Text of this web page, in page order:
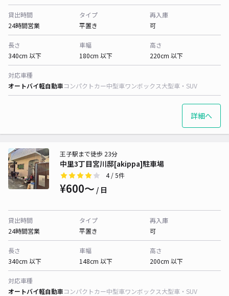
貸出時間
24時間営業
タイプ
平置き
再入庫
可
長さ
340cm 以下
車幅
180cm 以下
高さ
220cm 以下
対応車種
オートバイ軽自動車コンパクトカー中型車ワンボックス大型車・SUV
詳細へ
中里3丁目宮川邸[akippa]駐車場
王子駅まで徒歩 23分
4/ 5件
¥600〜 / 日
貸出時間
24時間営業
タイプ
平置き
再入庫
可
長さ
340cm 以下
車幅
148cm 以下
高さ
200cm 以下
対応車種
オートバイ軽自動車コンパクトカー中型車ワンボックス大型車・SUV